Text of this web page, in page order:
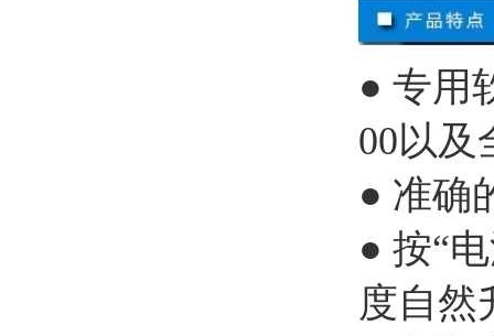
● 专用
00以及
● 准确
● 按“
度自然